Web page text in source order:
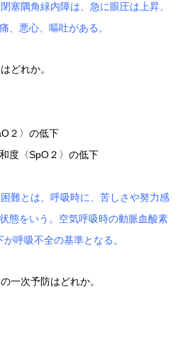
隅角緑内障は、急に眼圧は上昇、
、悪心、嘔吐がある。
どれか。
２〉の低下
度〈SpO２〉の低下
とは、呼吸時に、苦しさや努力感
態をいう。空気呼吸時の動脈血酸素
呼吸不全の基準となる。
一次予防はどれか。